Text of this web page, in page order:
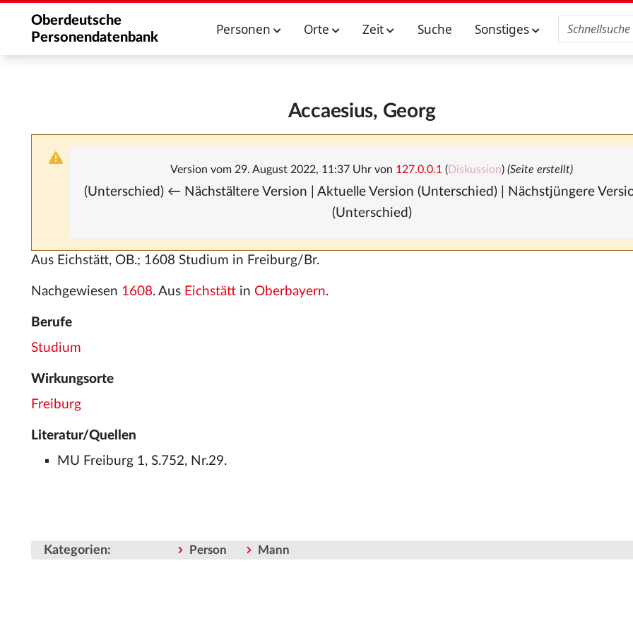
Oberdeutsche
Personendatenbank
Personen Orte Zeit Suche Sonstiges
Accaesius, Georg
Version vom 29. August 2022, 11:37 Uhr von 127.0.0.1 (Diskussion) (Seite erstellt)
(Unterschied) ← Nächstältere Version | Aktuelle Version (Unterschied) | Nächstjüngere
(Unterschied)
Aus Eichstätt, OB.; 1608 Studium in Freiburg/Br.
Nachgewiesen 1608. Aus Eichstätt in Oberbayern.
Berufe
Studium
Wirkungsorte
Freiburg
Literatur/Quellen
MU Freiburg 1, S.752, Nr.29.
Kategorien: Person Mann